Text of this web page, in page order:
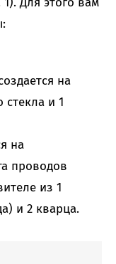
на
стекла и 1
на
проводов
из 1
и 2 кварца.